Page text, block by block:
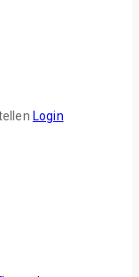
Login